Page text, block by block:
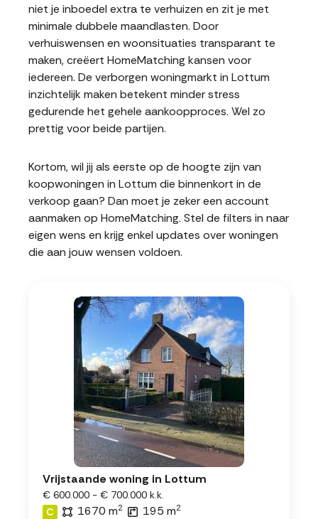
niet je inboedel extra te verhuizen en zit je met
minimale dubbele maandlasten. Door
verhuiswensen en woonsituaties transparant te
maken, creëert HomeMatching kansen voor
iedereen. De verborgen woningmarkt in Lottum
inzichtelijk maken betekent minder stress
gedurende het gehele aankoopproces. Wel zo
prettig voor beide partijen.
Kortom, wil jij als eerste op de hoogte zijn van
koopwoningen in Lottum die binnenkort in de
verkoop gaan? Dan moet je zeker een account
aanmaken op HomeMatching. Stel de filters in naar
eigen wens en krijg enkel updates over woningen
die aan jouw wensen voldoen.
Vrijstaande woning in Lottum
€ 600.000 - € 700.000 k.k.
C
1670 m2 195 m2